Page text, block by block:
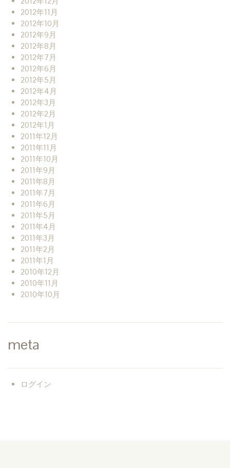
2012年11月
2012年10月
2012年9月
2012年8月
2012年7月
2012年6月
2012年5月
2012年4月
2012年3月
2012年2月
2012年1月
2011年12月
2011年11月
2011年10月
2011年9月
2011年8月
2011年7月
2011年6月
2011年5月
2011年4月
2011年3月
2011年2月
2011年1月
2010年12月
2010年11月
2010年10月
meta
ログイン